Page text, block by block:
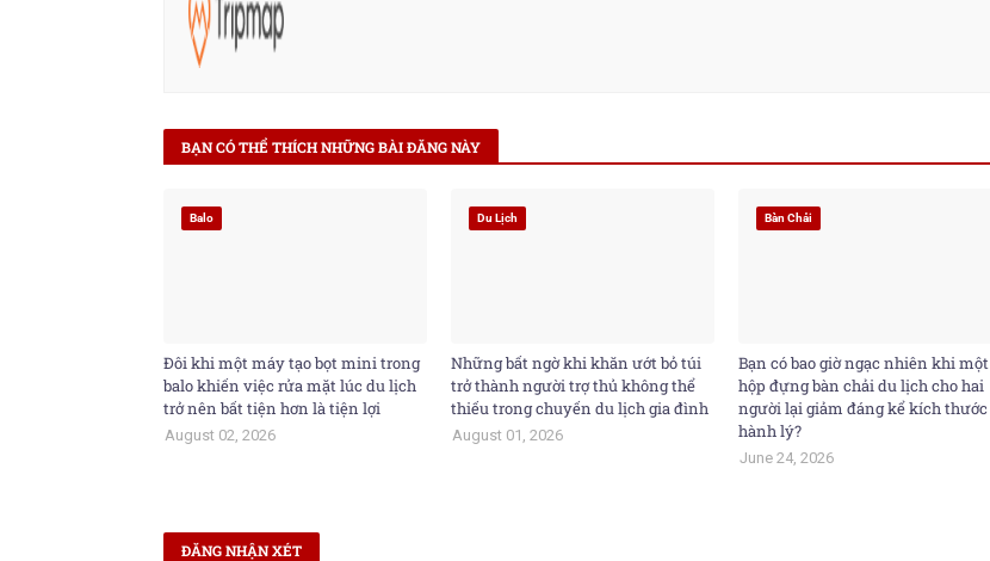
BẠN CÓ THỂ THÍCH NHỮNG BÀI ĐĂNG NÀY
Balo
Đôi khi một máy tạo bọt mini trong
balo khiến việc rửa mặt lúc du lịch
trở nên bất tiện hơn là tiện lợi
August 02, 2026
Du Lịch
Những bất ngờ khi khăn ướt bỏ túi
trở thành người trợ thủ không thể
thiếu trong chuyến du lịch gia đình
August 01, 2026
Bàn Chải
Bạn có bao giờ ngạc nhiên khi một
hộp đựng bàn chải du lịch cho hai
người lại giảm đáng kể kích thước
hành lý?
June 24, 2026
ĐĂNG NHẬN XÉT